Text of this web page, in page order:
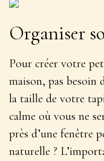
Organiser
Pour créer votre
maison, pas besoin
la taille de votre
calme où vous ne
près d’une fenêtre
naturelle ?